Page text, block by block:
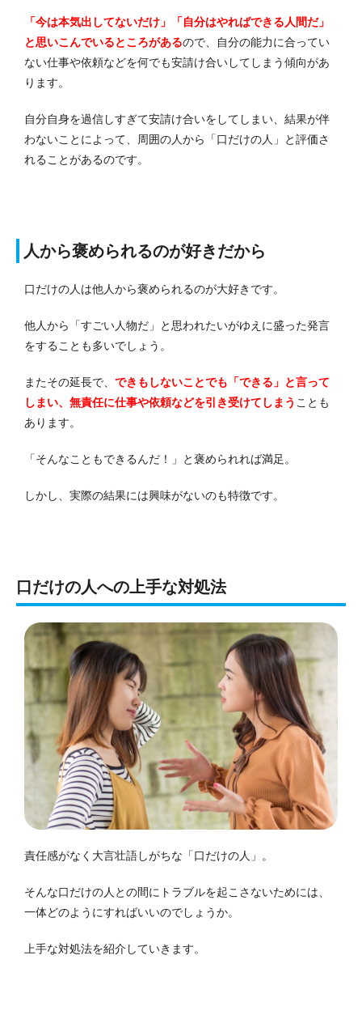
「今は本気出してないだけ」「自分はやればできる人間だ」
と思いこんでいるところがあるので、自分の能力に合ってい
ない仕事や依頼などを何でも安請け合いしてしまう傾向があ
ります。
自分自身を過信しすぎて安請け合いをしてしまい、結果が伴
わないことによって、周囲の人から「口だけの人」と評価さ
れることがあるのです。
人から褒められるのが好きだから
口だけの人は他人から褒められるのが大好きです。
他人から「すごい人物だ」と思われたいがゆえに盛った発言
をすることも多いでしょう。
またその延長で、 できもしないことでも「できる」と言って
しまい、無責任に仕事や依頼などを引き受けてしまう ことも
あります。
「そんなこともできるんだ！」と褒められれば満足。
しかし、実際の結果には興味がないのも特徴です。
口だけの人への上手な対処法
責任感がなく大言壮語しがちな「口だけの人」。
そんな口だけの人との間にトラブルを起こさないためには、
一体どのようにすればいいのでしょうか。
上手な対処法を紹介していきます。